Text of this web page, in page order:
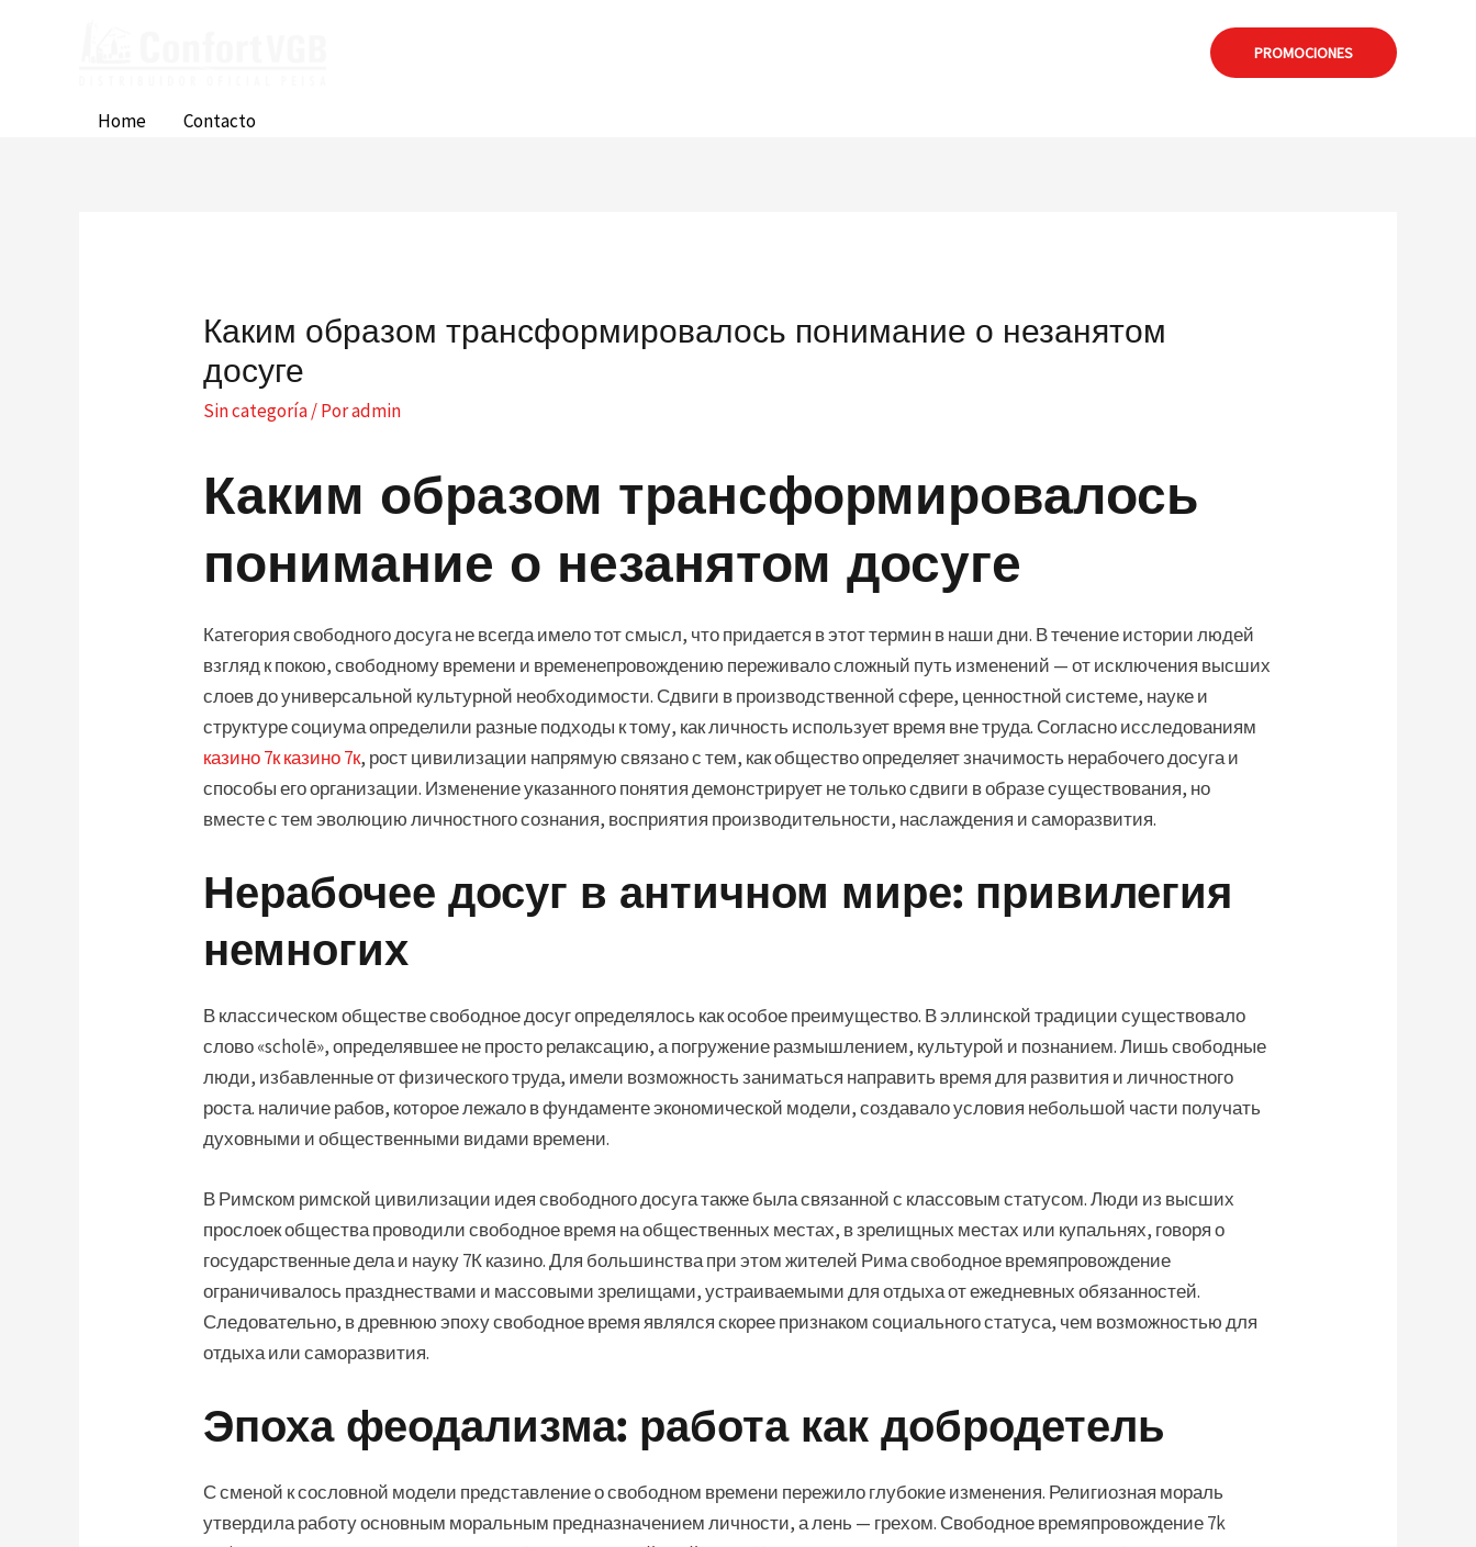
PROMOCIONES
Home Contacto
Каким образом трансформировалось понимание о незанятом
досуге
Sin categoría/ Poradmin
Каким образом трансформировалось
понимание о незанятом досуге
Категория свободного досуга не всегда имело тот смысл, что придается в этот термин в наши дни. В течение истории людей
взгляд к покою, свободному времени и временепровождению переживало сложный путь изменений — от исключения высших
слоев до универсальной культурной необходимости. Сдвиги в производственной сфере, ценностной системе, науке и
структуре социума определили разные подходы к тому, как личность использует время вне труда. Согласно исследованиям
казино 7к казино 7к, рост цивилизации напрямую связано с тем, как общество определяет значимость нерабочего досуга и
способы его организации. Изменение указанного понятия демонстрирует не только сдвиги в образе существования, но
вместе с тем эволюцию личностного сознания, восприятия производительности, наслаждения и саморазвития.
Нерабочее досуг в античном мире: привилегия
немногих
В классическом обществе свободное досуг определялось как особое преимущество. В эллинской традиции существовало
слово «scholē», определявшее не просто релаксацию, а погружение размышлением, культурой и познанием. Лишь свободные
люди, избавленные от физического труда, имели возможность заниматься направить время для развития и личностного
роста. наличие рабов, которое лежало в фундаменте экономической модели, создавало условия небольшой части получать
духовными и общественными видами времени.
В Римском римской цивилизации идея свободного досуга также была связанной с классовым статусом. Люди из высших
прослоек общества проводили свободное время на общественных местах, в зрелищных местах или купальнях, говоря о
государственные дела и науку 7К казино. Для большинства при этом жителей Рима свободное времяпровождение
ограничивалось празднествами и массовыми зрелищами, устраиваемыми для отдыха от ежедневных обязанностей.
Следовательно, в древнюю эпоху свободное время являлся скорее признаком социального статуса, чем возможностью для
отдыха или саморазвития.
Эпоха феодализма: работа как добродетель
С сменой к сословной модели представление о свободном времени пережило глубокие изменения. Религиозная мораль
утвердила работу основным моральным предназначением личности, а лень — грехом. Свободное времяпровождение 7k